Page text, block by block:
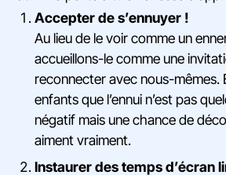
Accepter de s’ennuyer !
Au lieu de le voir comme un
accueillons-le comme une
reconnecter avec nous-mêmes.
enfants que l’ennui n’est pas
négatif mais une chance de
aiment vraiment.
Instaurer des temps d’écran